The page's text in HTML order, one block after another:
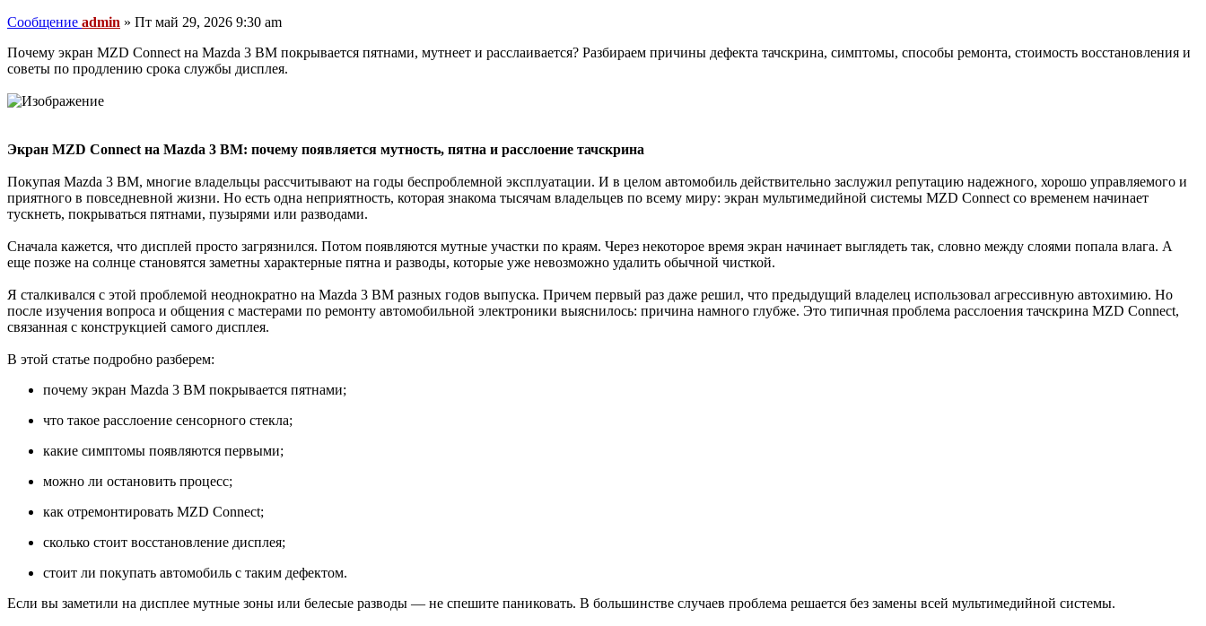
Сообщение admin » Пт май 29, 2026 9:30 am
Почему экран MZD Connect на Mazda 3 BM покрывается пятнами, мутнеет и расслаивается? Разбираем причины дефекта тачскрина, симптомы, способы ремонта, стоимость восстановления и
советы по продлению срока службы дисплея.
Экран MZD Connect на Mazda 3 BM: почему появляется мутность, пятна и расслоение тачскрина
Покупая Mazda 3 BM, многие владельцы рассчитывают на годы беспроблемной эксплуатации. И в целом автомобиль действительно заслужил репутацию надежного, хорошо управляемого и
приятного в повседневной жизни. Но есть одна неприятность, которая знакома тысячам владельцев по всему миру: экран мультимедийной системы MZD Connect со временем начинает
тускнеть, покрываться пятнами, пузырями или разводами.
Сначала кажется, что дисплей просто загрязнился. Потом появляются мутные участки по краям. Через некоторое время экран начинает выглядеть так, словно между слоями попала влага. А
еще позже на солнце становятся заметны характерные пятна и разводы, которые уже невозможно удалить обычной чисткой.
Я сталкивался с этой проблемой неоднократно на Mazda 3 BM разных годов выпуска. Причем первый раз даже решил, что предыдущий владелец использовал агрессивную автохимию. Но
после изучения вопроса и общения с мастерами по ремонту автомобильной электроники выяснилось: причина намного глубже. Это типичная проблема расслоения тачскрина MZD Connect,
связанная с конструкцией самого дисплея.
В этой статье подробно разберем:
почему экран Mazda 3 BM покрывается пятнами;
что такое расслоение сенсорного стекла;
какие симптомы появляются первыми;
можно ли остановить процесс;
как отремонтировать MZD Connect;
сколько стоит восстановление дисплея;
стоит ли покупать автомобиль с таким дефектом.
Если вы заметили на дисплее мутные зоны или белесые разводы — не спешите паниковать. В большинстве случаев проблема решается без замены всей мультимедийной системы.